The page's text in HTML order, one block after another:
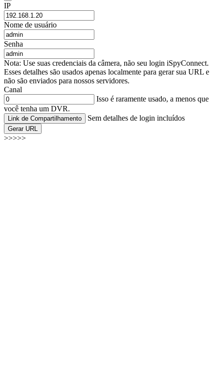
IP
Nome de usuário
Senha
Nota: Use suas credenciais da câmera, não seu login iSpyConnect.
Esses detalhes são usados apenas localmente para gerar sua URL e
não são enviados para nossos servidores.
Canal
Isso é raramente usado, a menos que
você tenha um DVR.
Link de Compartilhamento Sem detalhes de login incluídos
Gerar URL
>>>>>